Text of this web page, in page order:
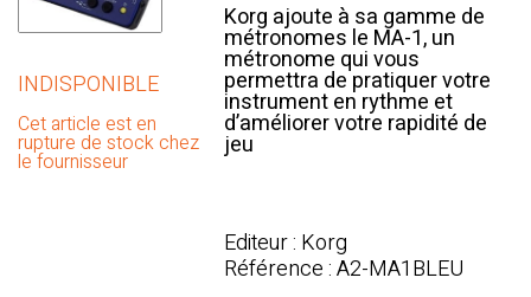
INDISPONIBLE
Cet article est en
rupture de stock chez
le fournisseur
Korg ajoute à sa gamme de
métronomes le MA-1, un
métronome qui vous
permettra de pratiquer votre
instrument en rythme et
d’améliorer votre rapidité de
jeu
Editeur : Korg
Référence : A2-MA1BLEU